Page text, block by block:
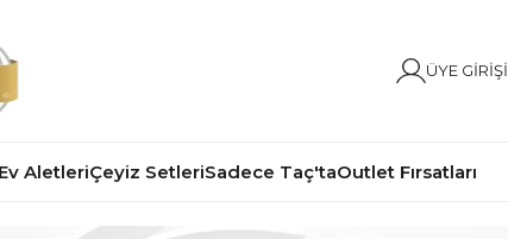
ÜYE GIRIŞI
AletleriÇeyiz SetleriSadece Taç'taOutlet Fırsatları